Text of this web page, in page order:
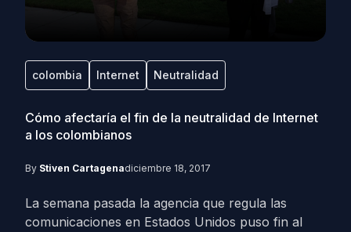
colombia Internet Neutralidad
Cómo afectaría el fin de la neutralidad de Internet
a los colombianos
By Stiven Cartagenadiciembre 18, 2017
La semana pasada la agencia que regula las
comunicaciones en Estados Unidos puso fin al